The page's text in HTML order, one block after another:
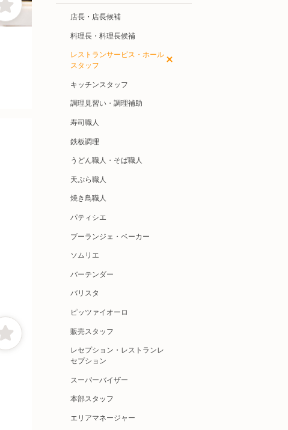
店長・店長候補
料理長・料理長候補
レストランサービス・ホール
スタッフ
キッチンスタッフ
調理見習い・調理補助
寿司職人
鉄板調理
うどん職人・そば職人
天ぷら職人
焼き鳥職人
パティシエ
ブーランジェ・ベーカー
ソムリエ
バーテンダー
バリスタ
ピッツァイオーロ
販売スタッフ
レセプション・レストランレ
セプション
スーパーバイザー
本部スタッフ
エリアマネージャー